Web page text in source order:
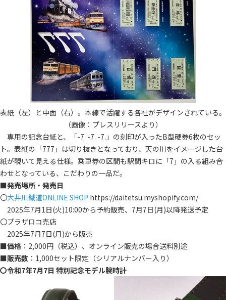
表紙（左）と中面（右）。本線で活躍する各社がデザインされている。
（画像：プレスリリースより）
専用の記念台紙と、「-7. -7. -7.」の刻印が入ったB型硬券6枚のセッ
ト。表紙の「777」は切り抜きとなっており、天の川をイメージした台
紙が覗いて見える仕様。乗車券の区間も駅間キロに「7」の入る組み合
わせとなっている、こだわりの一品だ。
■発売場所・発売日
〇大井川鐵道ONLINE SHOP https://daitetsu.myshopify.com/
2025年7月1日(火)10:00から予約販売、7月7日(月)以降発送予定
〇プラザロコ売店
2025年7月7日(月)から販売
■価格 ：2,000円（税込）、オンライン販売の場合送料別途
■販売数 ：1,000セット限定（シリアルナンバー入り）
〇令和7年7月7日 特別記念モデル腕時計